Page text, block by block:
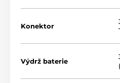
Konektor
Výdrž baterie